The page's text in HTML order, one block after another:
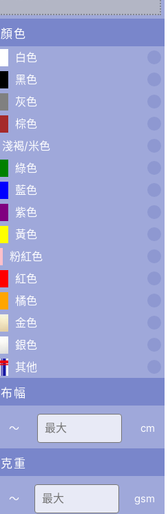
顏色
白色
黑色
灰色
棕色
淺褐/米色
綠色
藍色
紫色
黃色
粉紅色
紅色
橘色
金色
銀色
其他
布幅
〜 cm
克重
〜 gsm